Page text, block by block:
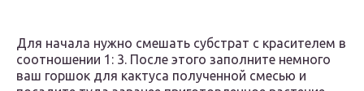
Для начала нужно смешать субстрат с красителем в
соотношении 1: 3. После этого заполните немного
ваш горшок для кактуса полученной смесью и